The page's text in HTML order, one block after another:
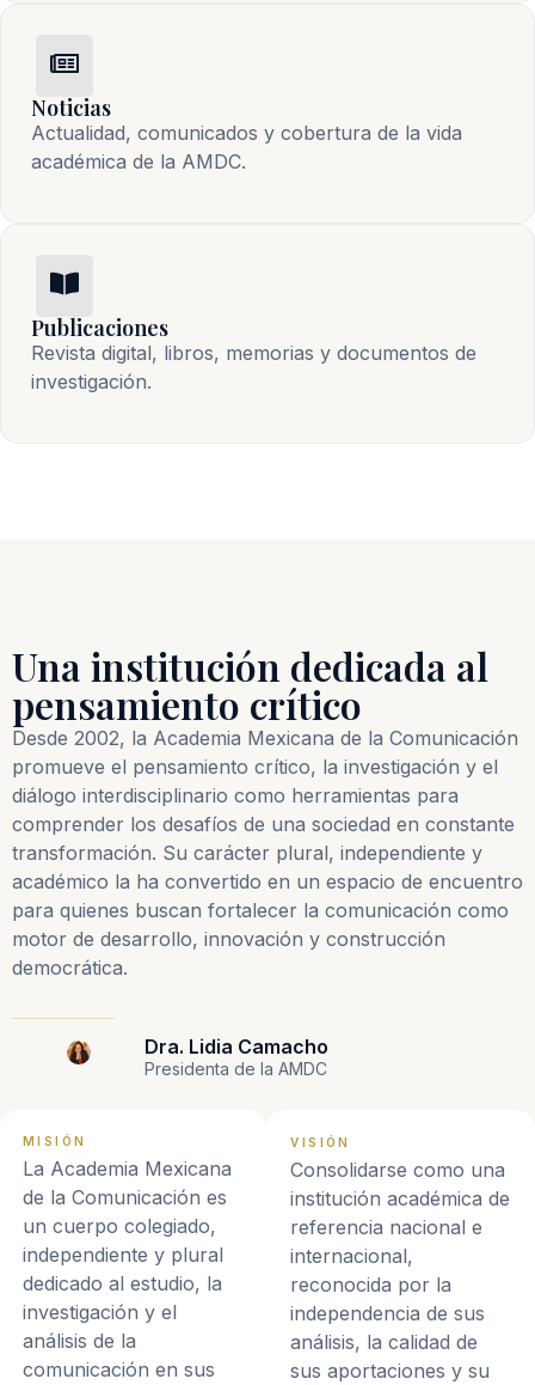
Noticias
Actualidad, comunicados y cobertura de la vida
académica de la AMDC.
Publicaciones
Revista digital, libros, memorias y documentos de
investigación.
Una institución dedicada al
pensamiento crítico
Desde 2002, la Academia Mexicana de la Comunicación
promueve el pensamiento crítico, la investigación y el
diálogo interdisciplinario como herramientas para
comprender los desafíos de una sociedad en constante
transformación. Su carácter plural, independiente y
académico la ha convertido en un espacio de encuentro
para quienes buscan fortalecer la comunicación como
motor de desarrollo, innovación y construcción
democrática.
Dra. Lidia Camacho
Presidenta de la AMDC
MISIÓN
La Academia Mexicana
de la Comunicación es
un cuerpo colegiado,
independiente y plural
dedicado al estudio, la
investigación y el
análisis de la
comunicación en sus
VISIÓN
Consolidarse como una
institución académica de
referencia nacional e
internacional,
reconocida por la
independencia de sus
análisis, la calidad de
sus aportaciones y su